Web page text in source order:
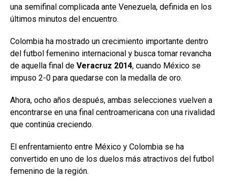
una semifinal complicada ante Venezuela, definida en los
últimos minutos del encuentro.
Colombia ha mostrado un crecimiento importante dentro
del futbol femenino internacional y busca tomar revancha
de aquella final de Veracruz 2014, cuando México se
impuso 2-0 para quedarse con la medalla de oro.
Ahora, ocho años después, ambas selecciones vuelven a
encontrarse en una final centroamericana con una rivalidad
que continúa creciendo.
El enfrentamiento entre México y Colombia se ha
convertido en uno de los duelos más atractivos del futbol
femenino de la región.